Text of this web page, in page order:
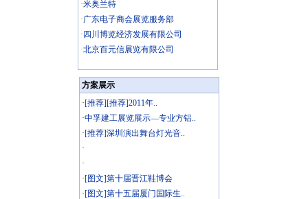
·米奥兰特
·广东电子商会展览服务部
· 四川博览经济发展有限公司
·北京百元信展览有限公司
方案展示
·[推荐][推荐]2011年..
·中孚建工展览展示—专业方铝..
·[推荐]深圳演出舞台灯光音..
·
·
·[图文]第十届晋江鞋博会
·[图文]第十五届厦门国际生..